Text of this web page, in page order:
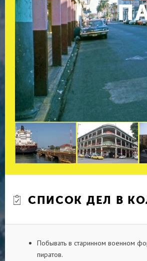
СПИСОК ДЕЛ В
Побывать в старинном военном
пиратов.